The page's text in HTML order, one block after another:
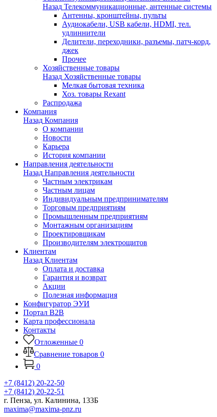
Назад Телекоммуникационные, антенные системы
Антенны, кронштейны, пульты
Аудиокабели, USB кабели, HDMI, тел.
удлиннители
Делители, переходники, разъемы, патч-корд,
джек
Прочее
Хозяйственные товары
Назад Хозяйственные товары
Мелкая бытовая техника
Хоз. товары Rexant
Распродажа
Компания
Назад Компания
О компании
Новости
Карьера
История компании
Направления деятельности
Назад Направления деятельности
Частным электрикам
Частным лицам
Индивидуальным предпринимателям
Торговым предприятиям
Промышленным предприятиям
Монтажным организациям
Проектировщикам
Производителям электрощитов
Клиентам
Назад Клиентам
Оплата и доставка
Гарантия и возврат
Акции
Полезная информация
Конфигуратор ЭУИ
Портал B2B
Карта профессионала
Контакты
Отложенные 0
Сравнение товаров 0
0
+7 (8412) 20-22-50
+7 (8412) 20-22-51
г. Пенза, ул. Калинина, 133Б
maxima@maxima-pnz.ru